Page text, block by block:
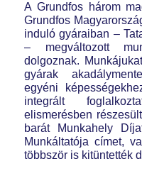
A Grundfos három
Grundfos
induló gyáraiban –
– megváltozott
dolgoznak.
gyárak
egyéni
integrált
elismerésben
barát Munkahely
Munkáltatója címet,
többször is kitüntették